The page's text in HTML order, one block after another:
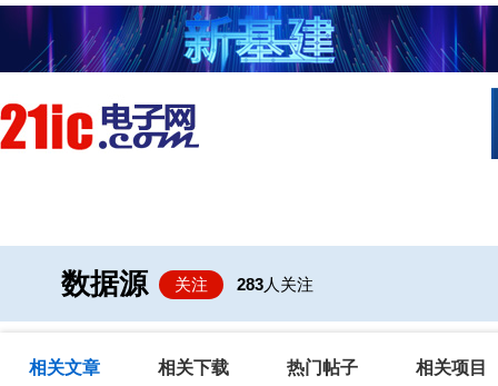
数据源 关注 283人关注
相关文章 相关下载 热门帖子 相关项目